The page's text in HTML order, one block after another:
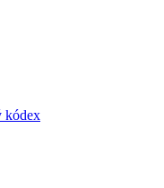
kódex